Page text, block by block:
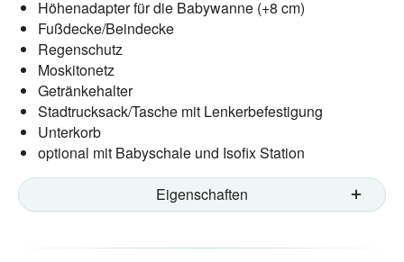
Höhenadapter für die Babywanne (+8 cm)
Fußdecke/Beindecke
Regenschutz
Moskitonetz
Getränkehalter
Stadtrucksack/Tasche mit Lenkerbefestigung
Unterkorb
optional mit Babyschale und Isofix Station
Eigenschaften